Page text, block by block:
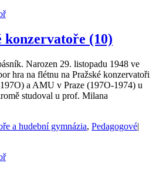
konzervatoře (10)
Narozen 29. listopadu 1948 ve
hra na flétnu na Pražské konzervatoři
a AMU v Praze (197O-1974) u
studoval u prof. Milana
a hudební gymnázia, Pedagogové|